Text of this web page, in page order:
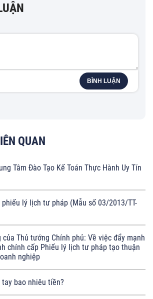
BÌNH LUẬN
QUAN
Tâm Đào Tạo Kế Toán Thực Hành Uy Tín
phiếu lý lịch tư pháp (Mẫu số 03/2013/TT-
của Thủ tướng Chính phủ: Về việc đẩy mạnh
chính cấp Phiếu lý lịch tư pháp tạo thuận
nghiệp
bao nhiêu tiền?